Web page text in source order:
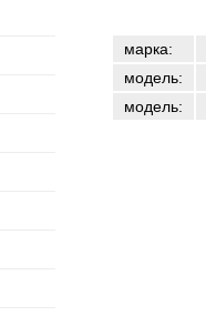
марка:
модель:
модель: